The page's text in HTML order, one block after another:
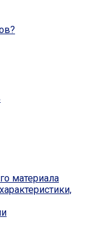
материала